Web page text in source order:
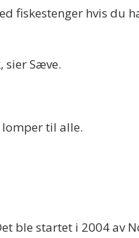
fiskestenger hvis du
sier Sæve.
til alle.
ble startet i 2004 av